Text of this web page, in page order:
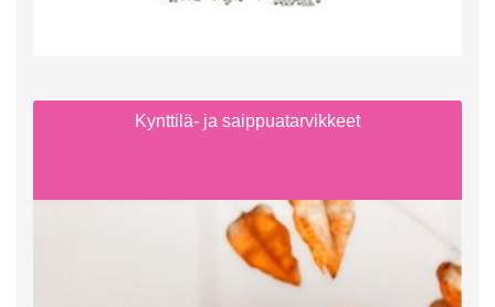
Kynttilä- ja saippuatarvikkeet